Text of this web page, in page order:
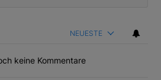
NEUESTE
keine Kommentare